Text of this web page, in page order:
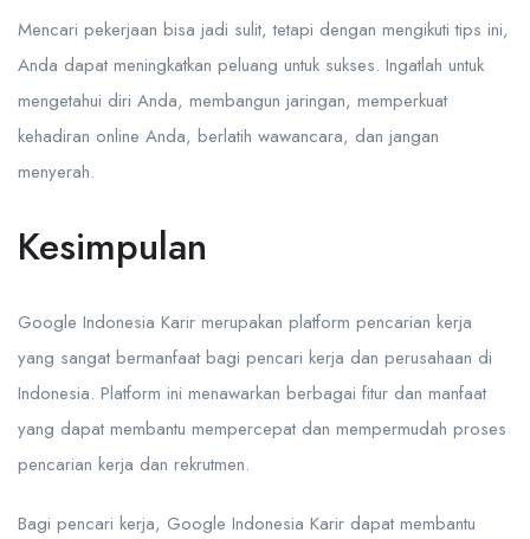
Mencari pekerjaan bisa jadi sulit, tetapi dengan mengikuti tips ini,
Anda dapat meningkatkan peluang untuk sukses. Ingatlah untuk
mengetahui diri Anda, membangun jaringan, memperkuat
kehadiran online Anda, berlatih wawancara, dan jangan
menyerah.
Kesimpulan
Google Indonesia Karir merupakan platform pencarian kerja
yang sangat bermanfaat bagi pencari kerja dan perusahaan di
Indonesia. Platform ini menawarkan berbagai fitur dan manfaat
yang dapat membantu mempercepat dan mempermudah proses
pencarian kerja dan rekrutmen.
Bagi pencari kerja, Google Indonesia Karir dapat membantu